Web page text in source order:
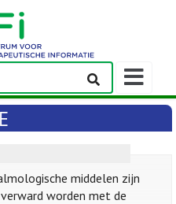
middelen zijn
worden met de